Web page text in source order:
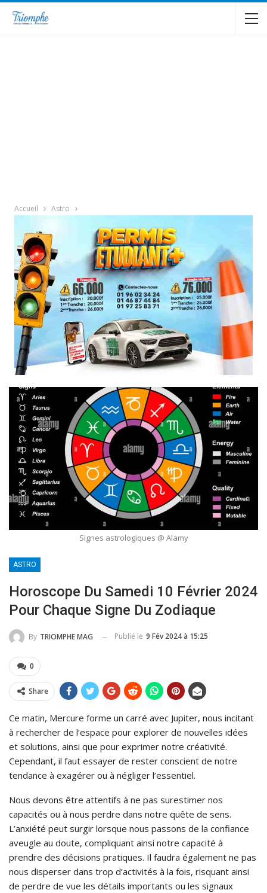
Accueil Astro
Signes astrologiques @ Alamy
ASTRO
Horoscope Du Samedi 10 Février 2024
Pour Chaque Signe Du Zodiaque
By TRIOMPHE MAG Publié le 9 Fév 2024 à 15:25
0
Share
Ce matin, Mercure forme un carré avec Jupiter, nous incitant
à rechercher de l’espace pour explorer de nouvelles idées
et solutions, ainsi que pour exprimer notre créativité.
Cependant, il faut essayer de rester conscient de notre
tendance à exagérer ou à négliger l’essentiel.
Nous devons être attentifs à ne pas surestimer nos
capacités ou à nous perdre dans notre quête de sens.
L’anxiété peut surgir lorsque nous passons de la confiance
aveugle au doute, compliquant ainsi notre capacité à
prendre des décisions pratiques. Il faudra également ne pas
nous disperser dans trop d’activités à la fois, risquant ainsi
de perdre de vue les détails importants ou les signaux